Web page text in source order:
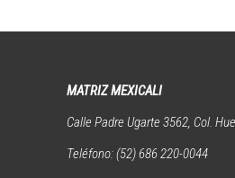
MATRIZ MEXICALI
Calle Padre Ugarte 3562, Col.
Teléfono: (52) 686 220-0044